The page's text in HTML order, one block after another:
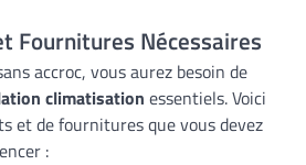
Fournitures Nécessaires
accroc, vous aurez besoin de
climatisation essentiels. Voici
et de fournitures que vous devez
: